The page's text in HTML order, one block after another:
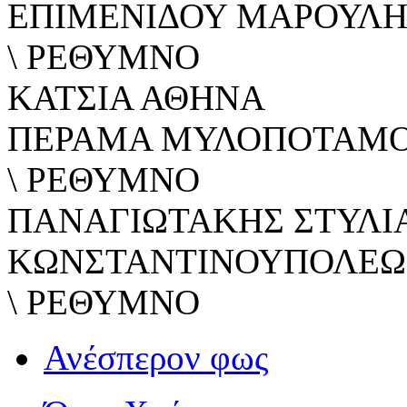
ΕΠΙΜΕΝΙΔΟΥ ΜΑΡΟΥΛΗ
\ ΡΕΘΥΜΝΟ
ΚΑΤΣΙΑ ΑΘΗΝΑ
ΠΕΡΑΜΑ
\ ΡΕΘΥΜΝΟ
ΠΑΝΑΓΙΩΤΑΚΗΣ
\ ΡΕΘΥΜΝΟ
Ανέσπερον φως